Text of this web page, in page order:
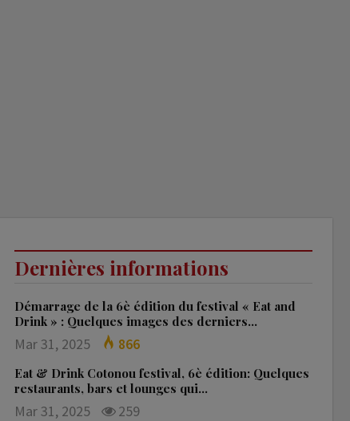
Dernières informations
Démarrage de la 6è édition du festival « Eat and
Drink » : Quelques images des derniers…
Mar 31, 2025 866
Eat & Drink Cotonou festival, 6è édition: Quelques
restaurants, bars et lounges qui…
Mar 31, 2025 259